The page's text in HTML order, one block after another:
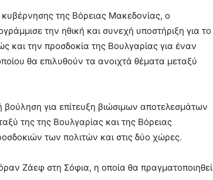
της Βόρειας Μακεδονίας, ο
την ηθική και συνεχή υποστήριξη για το
και την προσδοκία της Βουλγαρίας για έναν
θα επιλυθούν τα ανοιχτά θέματα μεταξύ
για επίτευξη βιώσιμων αποτελεσμάτων
της της Βουλγαρίας και της Βόρειας
των πολιτών και στις δύο χώρες.
Ζάεφ στη Σόφια, η οποία θα πραγματοποιηθεί